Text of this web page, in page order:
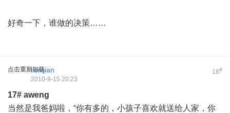
好奇一下，谁做的决策……
点击重新加载 18#
liorqian
2010-9-15 20:23
17# aweng
当然是我爸妈啦，“你有多的，小孩子喜欢就送给人家，你